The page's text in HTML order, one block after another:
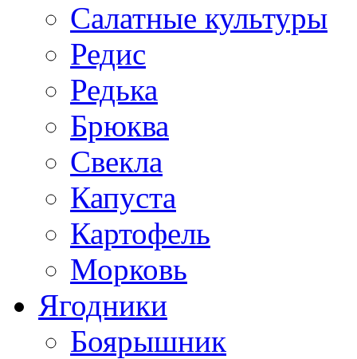
Салатные культуры
Редис
Редька
Брюква
Свекла
Капуста
Картофель
Морковь
Ягодники
Боярышник